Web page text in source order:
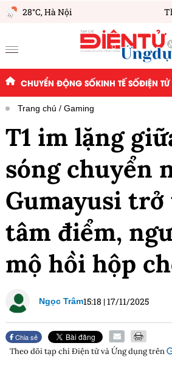
28°C,Hà Nội
CHUYỂN ĐỘNG SỐKINH TẾ SỐĐIỆN TỬ
Trang chủ Gaming
T1 im lặng
sóng chuyển
Gumayusi
tâm điểm,
mộ hồi hộp
Ngọc Trâm15:18 |17/11/2025
Chia sẻ
Theo dõi tạp chíĐiện tử và Ứng dụngtrên